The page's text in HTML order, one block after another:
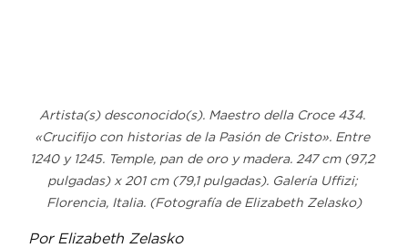
Artista(s) desconocido(s). Maestro della Croce 434.
«Crucifijo con historias de la Pasión de Cristo». Entre
1240 y 1245. Temple, pan de oro y madera. 247 cm (97,2
pulgadas) x 201 cm (79,1 pulgadas). Galería Uffizi;
Florencia, Italia. (Fotografía de Elizabeth Zelasko)
Por Elizabeth Zelasko